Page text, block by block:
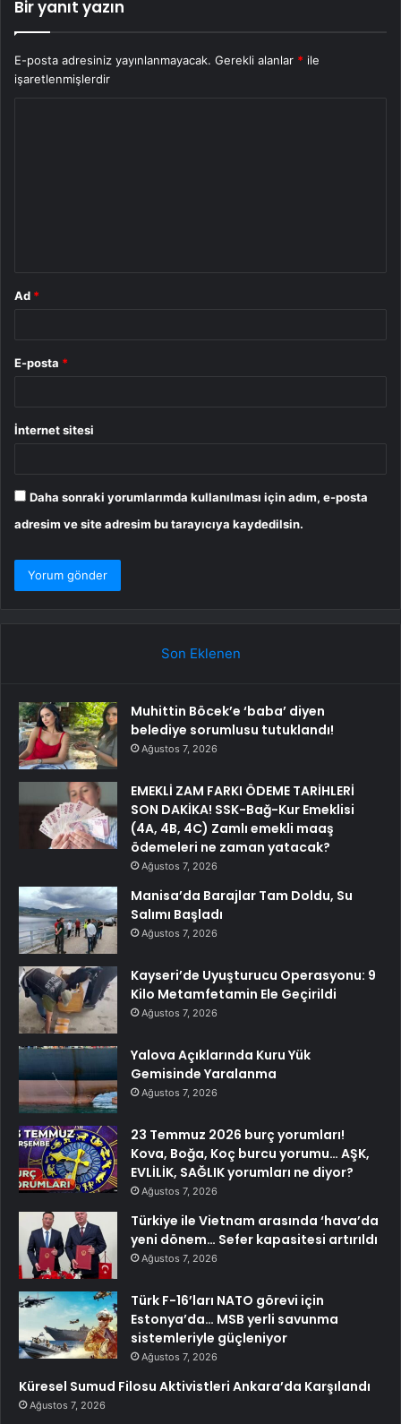
Bir yanıt yazın
E-posta adresiniz yayınlanmayacak. Gerekli alanlar * ile
işaretlenmişlerdir
Ad *
E-posta *
İnternet sitesi
Daha sonraki yorumlarımda kullanılması için adım, e-posta
adresim ve site adresim bu tarayıcıya kaydedilsin.
Son Eklenen
Muhittin Böcek’e ‘baba’ diyen
belediye sorumlusu tutuklandı!
Ağustos 7, 2026
EMEKLİ ZAM FARKI ÖDEME TARİHLERİ
SON DAKİKA! SSK-Bağ-Kur Emeklisi
(4A, 4B, 4C) Zamlı emekli maaş
ödemeleri ne zaman yatacak?
Ağustos 7, 2026
Manisa’da Barajlar Tam Doldu, Su
Salımı Başladı
Ağustos 7, 2026
Kayseri’de Uyuşturucu Operasyonu: 9
Kilo Metamfetamin Ele Geçirildi
Ağustos 7, 2026
Yalova Açıklarında Kuru Yük
Gemisinde Yaralanma
Ağustos 7, 2026
23 Temmuz 2026 burç yorumları!
Kova, Boğa, Koç burcu yorumu… AŞK,
EVLİLİK, SAĞLIK yorumları ne diyor?
Ağustos 7, 2026
Türkiye ile Vietnam arasında ‘hava’da
yeni dönem… Sefer kapasitesi artırıldı
Ağustos 7, 2026
Türk F-16’ları NATO görevi için
Estonya’da… MSB yerli savunma
sistemleriyle güçleniyor
Ağustos 7, 2026
Küresel Sumud Filosu Aktivistleri Ankara’da Karşılandı
Ağustos 7, 2026